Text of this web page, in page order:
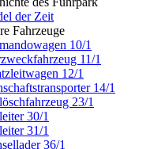
der Zeit
Fahrzeuge
10/1
11/1
12/1
14/1
23/1
30/1
31/1
36/1